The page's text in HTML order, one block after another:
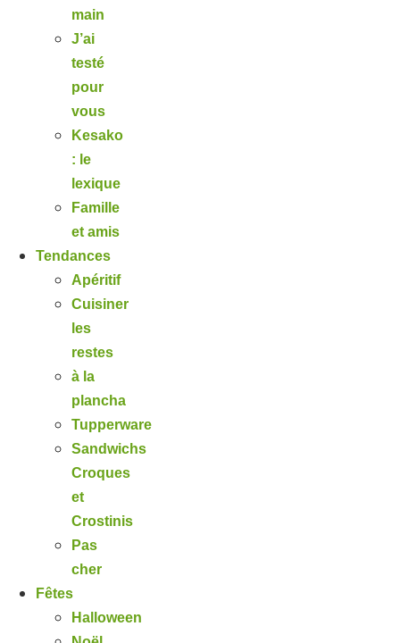
main
J’ai
testé
pour
vous
Kesako
: le
lexique
Famille
et amis
Tendances
Apéritif
Cuisiner
les
restes
à la
plancha
Tupperware
Sandwichs
Croques
et
Crostinis
Pas
cher
Fêtes
Halloween